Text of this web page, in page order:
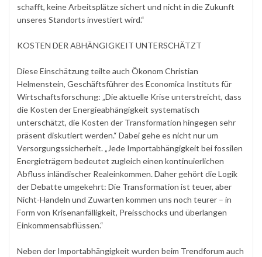
schafft, keine Arbeitsplätze sichert und nicht in die Zukunft
unseres Standorts investiert wird.“
KOSTEN DER ABHÄNGIGKEIT UNTERSCHÄTZT
Diese Einschätzung teilte auch Ökonom Christian
Helmenstein, Geschäftsführer des Economica Instituts für
Wirtschaftsforschung: „Die aktuelle Krise unterstreicht, dass
die Kosten der Energieabhängigkeit systematisch
unterschätzt, die Kosten der Transformation hingegen sehr
präsent diskutiert werden.“ Dabei gehe es nicht nur um
Versorgungssicherheit. „Jede Importabhängigkeit bei fossilen
Energieträgern bedeutet zugleich einen kontinuierlichen
Abfluss inländischer Realeinkommen. Daher gehört die Logik
der Debatte umgekehrt: Die Transformation ist teuer, aber
Nicht-Handeln und Zuwarten kommen uns noch teurer – in
Form von Krisenanfälligkeit, Preisschocks und überlangen
Einkommensabflüssen.“
Neben der Importabhängigkeit wurden beim Trendforum auch